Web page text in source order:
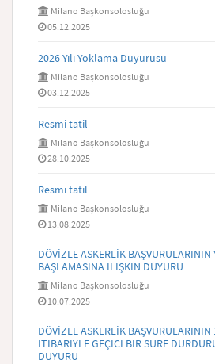
Milano Başkonsolosluğu
05.12.2025
2026 Yılı Yoklama Duyurusu
Milano Başkonsolosluğu
03.12.2025
Resmi tatil
Milano Başkonsolosluğu
28.10.2025
Resmi tatil
Milano Başkonsolosluğu
13.08.2025
DÖVİZLE ASKERLİK BAŞVURULARININ
BAŞLAMASINA İLİŞKİN DUYURU
Milano Başkonsolosluğu
10.07.2025
DÖVİZLE ASKERLİK
İTİBARİYLE GEÇİCİ BİR SÜRE
DUYURU